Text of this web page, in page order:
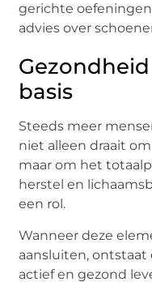
gerichte
advies over
basis
Steeds meer
niet alleen draait
maar om het
herstel en
een rol.
Wanneer deze
aansluiten, ontstaat
actief en gezond